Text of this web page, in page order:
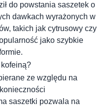
do powstania saszetek o
dawkach wyrażonych w
takich jak cytrusowy czy
jako szybkie
ze względu na
saszetki pozwala na